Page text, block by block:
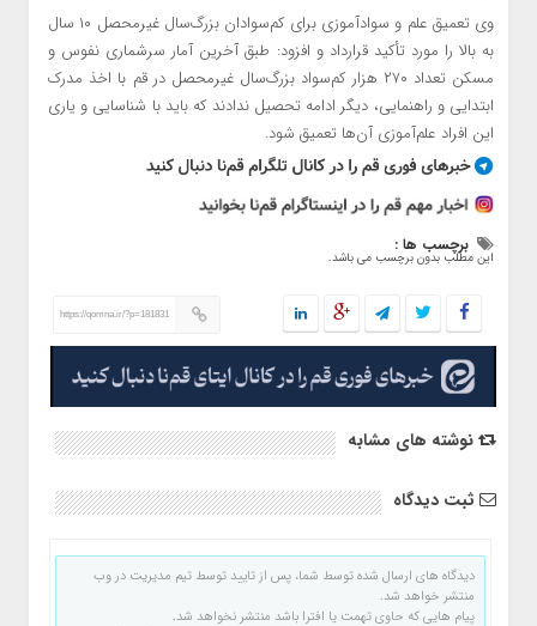
وی تعمیق علم و سوادآموزی برای کم‌سوادان بزرگ‌سال غیرمحصل ۱۰ سال
به بالا را مورد تأکید قرارداد و افزود: طبق آخرین آمار سرشماری نفوس و
مسکن تعداد ۲۷۰ هزار کم‌سواد بزرگ‌سال غیرمحصل در قم با اخذ مدرک
ابتدایی و راهنمایی، دیگر ادامه تحصیل ندادند که باید با شناسایی و یاری
این افراد علم‌آموزی آن‌ها تعمیق شود.
برچسب ها :
این مطلب بدون برچسب می باشد.
https://qomna.ir/?p=181831
نوشته های مشابه
ثبت دیدگاه
دیدگاه های ارسال شده توسط شما، پس از تایید توسط تیم مدیریت در وب
منتشر خواهد شد.
پیام هایی که حاوی تهمت یا افترا باشد منتشر نخواهد شد.